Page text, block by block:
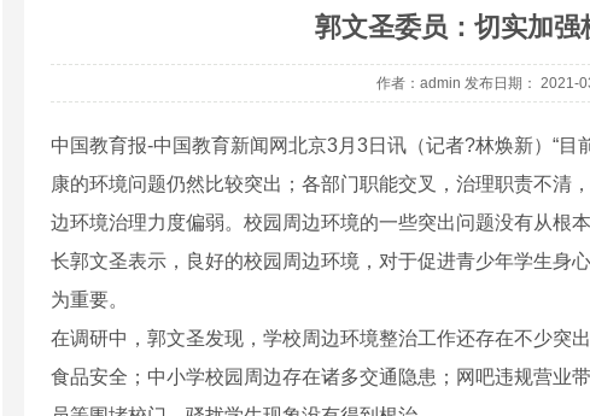
郭文圣委员：切实加
作者：admin 发布日期： 2021-
中国教育报-中国教育新闻网北京3月3日讯（记者?林焕新）“
康的环境问题仍然比较突出；各部门职能交叉，治理职责不清
边环境治理力度偏弱。校园周边环境的一些突出问题没有从根
长郭文圣表示，良好的校园周边环境，对于促进青少年学生身
为重要。
在调研中，郭文圣发现，学校周边环境整治工作还存在不少突
食品安全；中小学校园周边存在诸多交通隐患；网吧违规营业